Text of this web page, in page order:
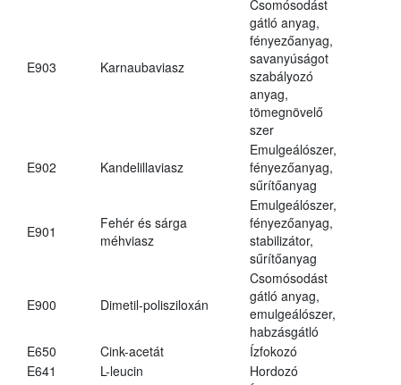
E903 Karnaubaviasz
Csomósodást
gátló anyag,
fényezőanyag,
savanyúságot
szabályozó
anyag,
tömegnövelő
szer
E902 Kandelillaviasz
Emulgeálószer,
fényezőanyag,
sűrítőanyag
E901
Fehér és sárga
méhviasz
Emulgeálószer,
fényezőanyag,
stabilizátor,
sűrítőanyag
E900 Dimetil-polisziloxán
Csomósodást
gátló anyag,
emulgeálószer,
habzásgátló
E650
Cink-acetát
Ízfokozó
E641
L-leucin
Hordozó